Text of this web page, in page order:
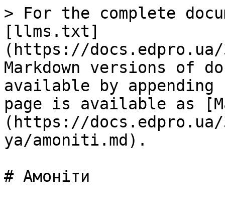
> For the complete
[llms.txt]
(https://
Markdown versions of
available by
page is available as
(https://
ya/amoniti.md).
# Амоніти